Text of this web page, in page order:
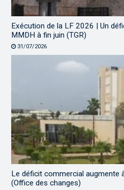
Exécution de la LF 2026 | Un
MMDH à fin juin (TGR)
31/07/2026
Le déficit commercial augmente
(Office des changes)